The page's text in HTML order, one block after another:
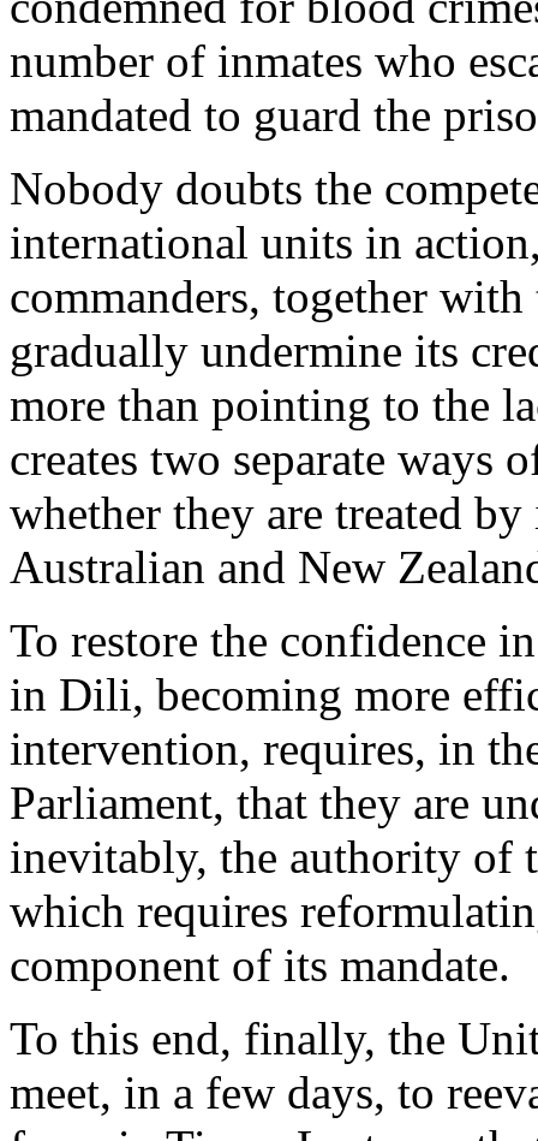
number of inmates who
mandated to guard the
Nobody doubts the
international units in
commanders, together
gradually undermine its
more than pointing to the
creates two separate ways
whether they are treated
Australian and New
To restore the confidence
in Dili, becoming more
intervention, requires, in
Parliament, that they are
inevitably, the authority of
which requires
component of its mandate.
To this end, finally, the
meet, in a few days, to